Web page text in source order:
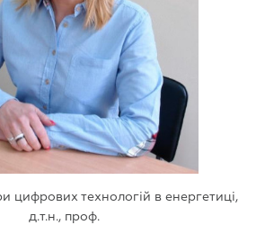
цифрових технологій в енергетиці,
д.т.н., проф.